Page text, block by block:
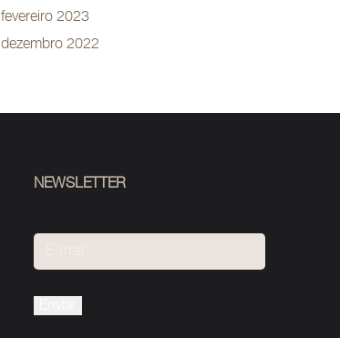
fevereiro 2023
dezembro 2022
NEWSLETTER